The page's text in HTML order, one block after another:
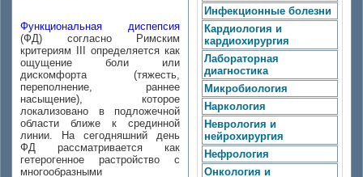
Функциональная диспепсия
(ФД) согласно Римским
критериям III определяется как
ощущение боли или
дискомфорта (тяжесть,
переполнение, раннее
насыщение), которое
локализовано в подложечной
области ближе к срединной
линии. На сегодняшний день
ФД рассматривается как
гетерогенное растройство с
многообразными
Инфекционные болезни
Кардиология и
кардиохирургия
Лабораторная
диагностика
Микробиология
Наркология
Неврология и
нейрохирургия
Нефрология
Онкология и